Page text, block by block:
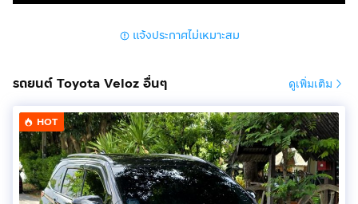
แจ้งประกาศไม่เหมาะสม
รถยนต์ Toyota Veloz อื่นๆ ดูเพิ่มเติม
HOT